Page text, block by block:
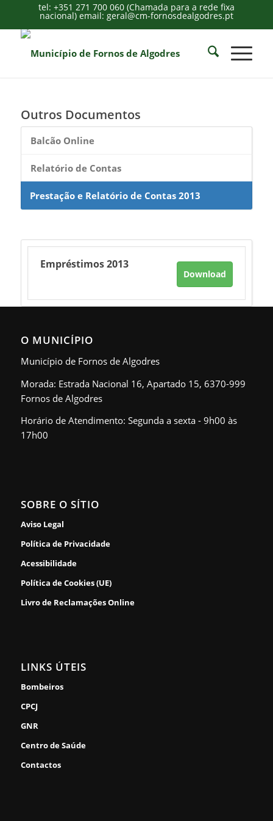
tel: +351 271 700 060 (Chamada para a rede fixa
nacional) email: geral@cm-fornosdealgodres.pt
Outros Documentos
Balcão Online
Relatório de Contas
Prestação e Relatório de Contas 2013
Empréstimos 2013
Download
O MUNICÍPIO
Município de Fornos de Algodres
Morada: Estrada Nacional 16, Apartado 15, 6370-999
Fornos de Algodres
Horário de Atendimento: Segunda a sexta - 9h00 às
17h00
SOBRE O SÍTIO
Aviso Legal
Política de Privacidade
Acessibilidade
Política de Cookies (UE)
Livro de Reclamações Online
LINKS ÚTEIS
Bombeiros
CPCJ
GNR
Centro de Saúde
Contactos